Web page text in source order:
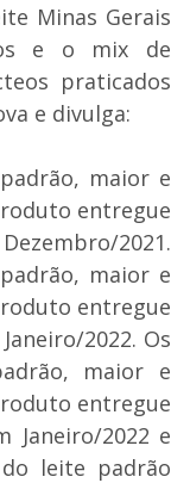
Minas Gerais
e o mix de
praticados
e divulga:
maior e
entregue
2021.
maior e
entregue
2022. Os
maior e
entregue
Janeiro/2022 e
leite padrão